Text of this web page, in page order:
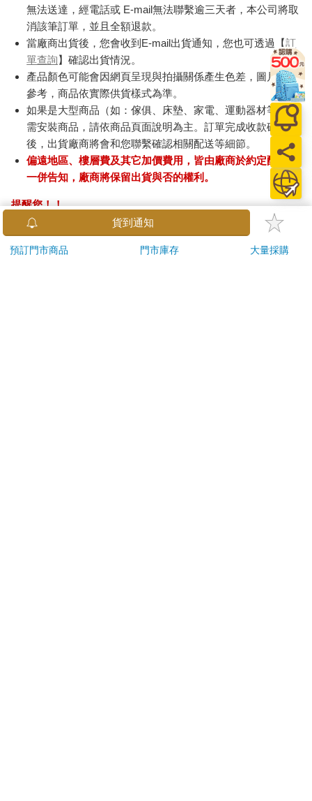
無法送達，經電話或 E-mail無法聯繫逾三天者，本公司將取
消該筆訂單，並且全額退款。
當廠商出貨後，您會收到E-mail出貨通知，您也可透過【訂
單查詢】確認出貨情況。
產品顏色可能會因網頁呈現與拍攝關係產生色差，圖片僅供
參考，商品依實際供貨樣式為準。
如果是大型商品（如：傢俱、床墊、家電、運動器材等）及
需安裝商品，請依商品頁面說明為主。訂單完成收款確認
後，出貨廠商將會和您聯繫確認相關配送等細節。
偏遠地區、樓層費及其它加價費用，皆由廠商於約定配送時
一併告知，廠商將保留出貨與否的權利。
提醒您！！
金石堂及銀行均不會請您操作ATM! 如接獲電話要求您前往
ATM提款機，請不要聽從指示，以免受騙上當！
貨到通知
預訂門市商品 門市庫存 大量採購